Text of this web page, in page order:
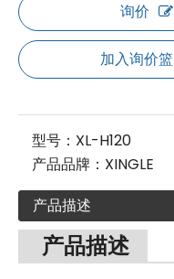
询价
加入询价篮
型号： XL-H120
产品品牌： XINGLE
产品描述
产品描述